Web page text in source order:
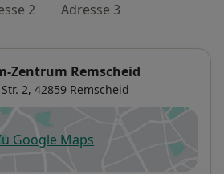
von Gewebe
Bauchhöhle oder Rippenfell
2 Adresse 3
Zentrum Remscheid
2, 42859 Remscheid
Google Maps
öffnet in einer neuen